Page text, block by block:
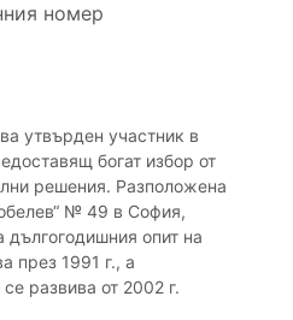
номер
утвърден участник в
богат избор от
решения. Разположена
№ 49 в София,
дългогодишния опит на
през 1991 г., а
развива от 2002 г.